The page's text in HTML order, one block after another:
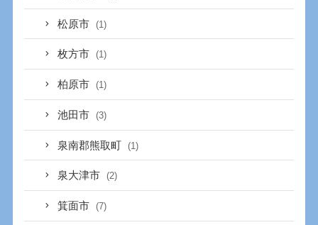
松原市 (1)
枚方市 (1)
柏原市 (1)
池田市 (3)
泉南郡熊取町 (1)
泉大津市 (2)
箕面市 (7)